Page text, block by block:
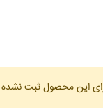
این محصول ثبت